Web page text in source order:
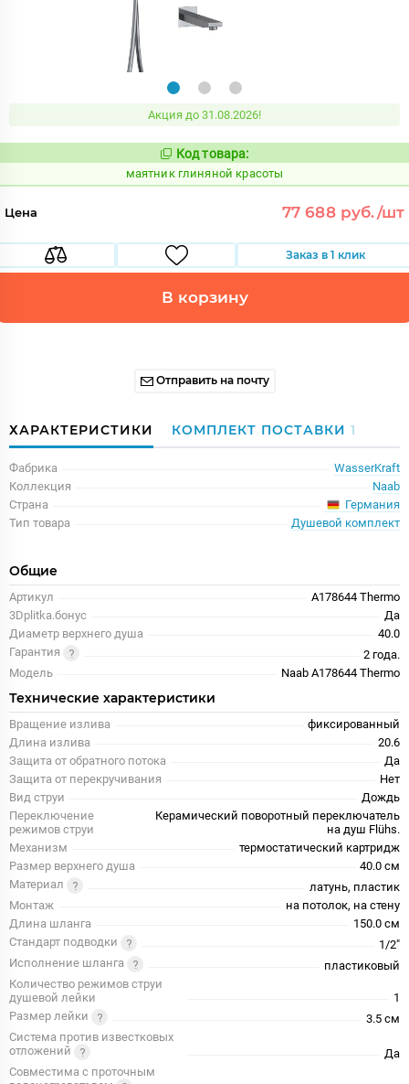
Акция до 31.08.2026!
Код:
924040
Код товара:
маятник глиняной красоты
Цена 77 688 руб./шт
Заказ в 1 клик
В корзину
Отправить на почту
ХАРАКТЕРИСТИКИ КОМПЛЕКТ ПОСТАВКИ 1
Фабрика
WasserKraft
Коллекция
Naab
Страна
Германия
Тип товара
Душевой комплект
Общие
Артикул
A178644 Thermo
3Dplitka.бонус
Да
Диаметр верхнего душа
40.0
Гарантия
2 года.
Модель
Naab A178644 Thermo
Технические характеристики
Вращение излива
фиксированный
Длина излива
20.6
Защита от обратного потока
Да
Защита от перекручивания
Нет
Вид струи
Дождь
Переключение
режимов струи
Керамический поворотный переключатель
на душ Flühs.
Механизм
термостатический картридж
Размер верхнего душа
40.0 см
Материал
латунь, пластик
Монтаж
на потолок, на стену
Длина шланга
150.0 см
Стандарт подводки
1/2"
Исполнение шланга
пластиковый
Количество режимов струи
душевой лейки
1
Размер лейки
3.5 см
Система против известковых
отложений
Да
Совместима с проточным